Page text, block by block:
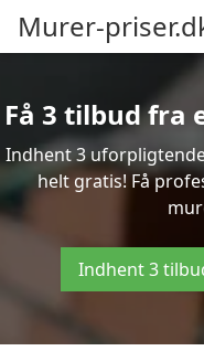
Murer-
Få 3 tilbud fra
Indhent 3
helt gratis! Få
Indhent 3